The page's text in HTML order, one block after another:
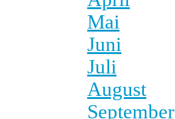
Mai
Juni
Juli
August
September